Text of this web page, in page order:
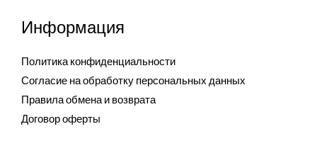
Информация
Политика конфиденциальности
Согласие на обработку персональных данных
Правила обмена и возврата
Договор оферты